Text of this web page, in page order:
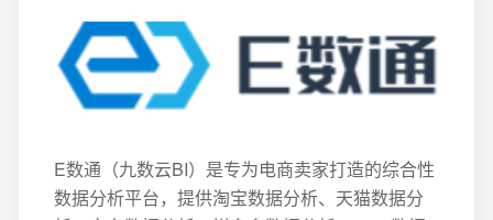
E数通（九数云BI）是专为电商卖家打造的综合性
数据分析平台，提供淘宝数据分析、天猫数据分